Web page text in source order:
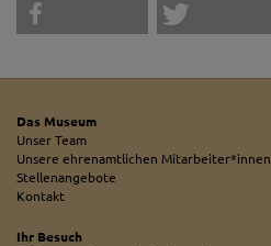
Das Museum
Unser Team
Unsere ehrenamtlichen Mitarbeiter*innen
Stellenangebote
Kontakt
Ihr Besuch